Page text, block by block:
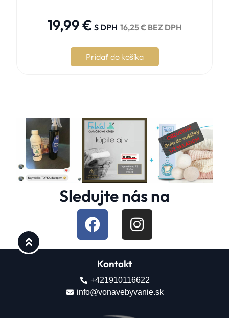
19,99€ S DPH 16,25€BEZ DPH
Pridať do košíka
Sledujte nás na
Kontakt
+421910116622
info@vonavebyvanie.sk